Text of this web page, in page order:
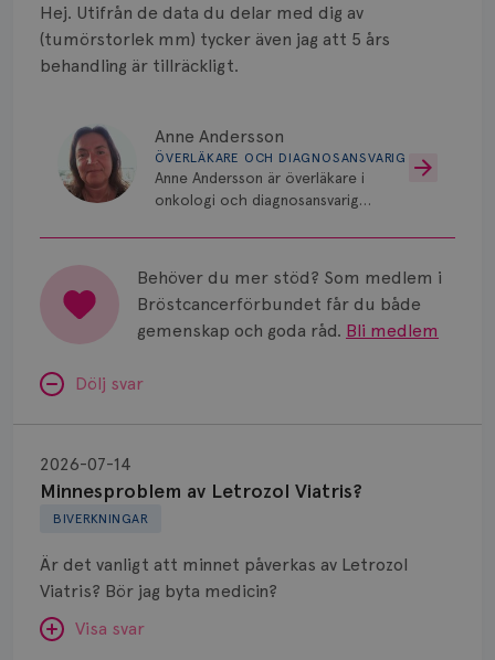
Hej. Utifrån de data du delar med dig av
(tumörstorlek mm) tycker även jag att 5 års
behandling är tillräckligt.
Anne Andersson
ÖVERLÄKARE OCH DIAGNOSANSVARIG
Anne Andersson är överläkare i
onkologi och diagnosansvarig
Universitetssjukhus i Umeå.
Behöver du mer stöd? Som medlem i
Bröstcancerförbundet får du både
gemenskap och goda råd. Bli medlem
Dölj svar
BIVERKNINGAR
Minnesproblem av Letrozol Viatris?
2026-07-14
Är det vanligt att minnet påverkas av Letrozol
Viatris? Bör jag byta medicin?
Visa svar
Letrozol
Viatris?